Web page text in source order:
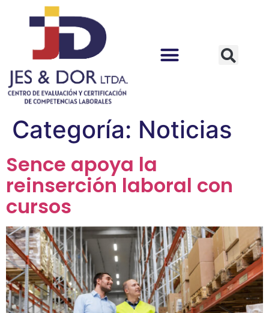
Categoría: Noticias
Sence apoya la
reinserción laboral con
cursos